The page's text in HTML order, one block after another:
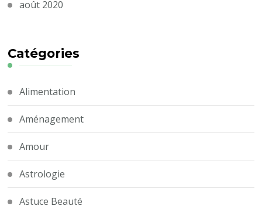
août 2020
Catégories
Alimentation
Aménagement
Amour
Astrologie
Astuce Beauté